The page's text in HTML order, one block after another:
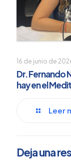
16 de junio de
Dr. Fernando
hay en el
Leer
Deja una